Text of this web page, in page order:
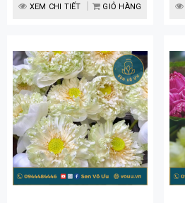
XEM CHI TIẾT GIỎ HÀNG